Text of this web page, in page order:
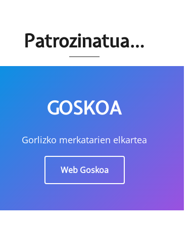
Patrozinatua…
GOSKOA
Gorlizko merkatarien elkartea
Web Goskoa